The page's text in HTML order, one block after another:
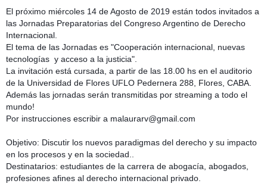
El próximo miércoles 14 de Agosto de 2019 están todos invitados a
las Jornadas Preparatorias del Congreso Argentino de Derecho
Internacional.
El tema de las Jornadas es "Cooperación
tecnologías
  y acceso a la justicia".
La invitación está cursada, a partir de las 18.00 hs en el auditorio
de la Universidad de Flores UFLO Pedernera 288, Flores, CABA.
Además las jornadas serán transmitidas por streaming a todo el
mundo!
Por instrucciones escribir a malaurarv@gmail.com
Objetivo: Discutir los nuevos paradigmas del derecho y su impacto
en los procesos y en la sociedad..
Destinatarios: estudiantes de la carrera de abogacía, abogados,
profesiones afines al derecho internacional privado.